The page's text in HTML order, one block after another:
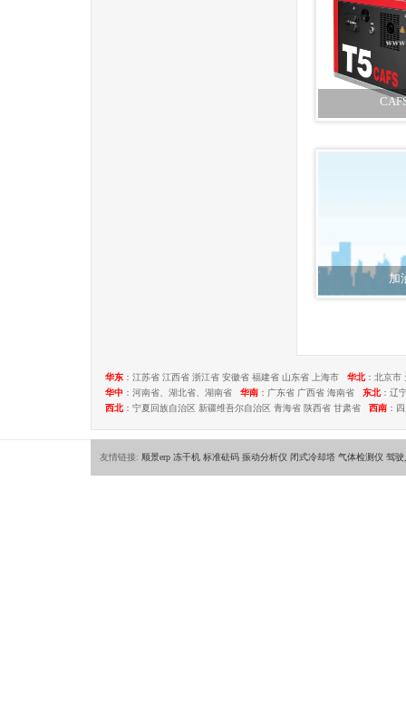
加
华东 ：江苏省 江西省 浙江省 安徽省 福建省 山东省 上海市 华北：北京市
华中 ：河南省、湖北省、湖南省 华南 ：广东省 广西省 海南省 东北：辽
西北：宁夏回族自治区 新疆维吾尔自治区 青海省 陕西省 甘肃省 西南 ：
友情链接: 顺景erp 冻干机 标准砝码 振动分析仪 闭式冷却塔 气体检测仪 驾驶